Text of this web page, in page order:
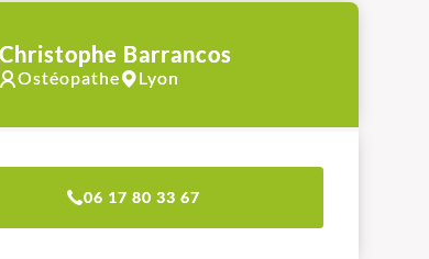
Barrancos
Ostéopathe Lyon
06 17 80 33 67